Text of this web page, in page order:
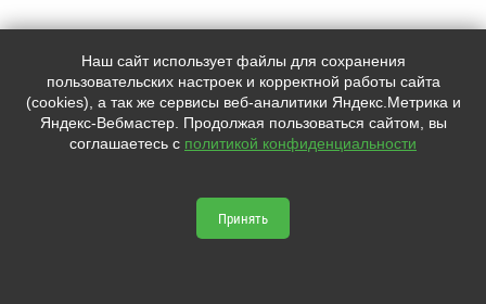
Наличными в офисе
Наш сайт использует файлы для сохранения
пользовательских настроек и корректной работы сайта
(cookies), а так же сервисы веб-аналитики Яндекс.Метрика и
Яндекс-Вебмастер. Продолжая пользоваться сайтом, вы
соглашаетесь с политикой конфиденциальности
Принять